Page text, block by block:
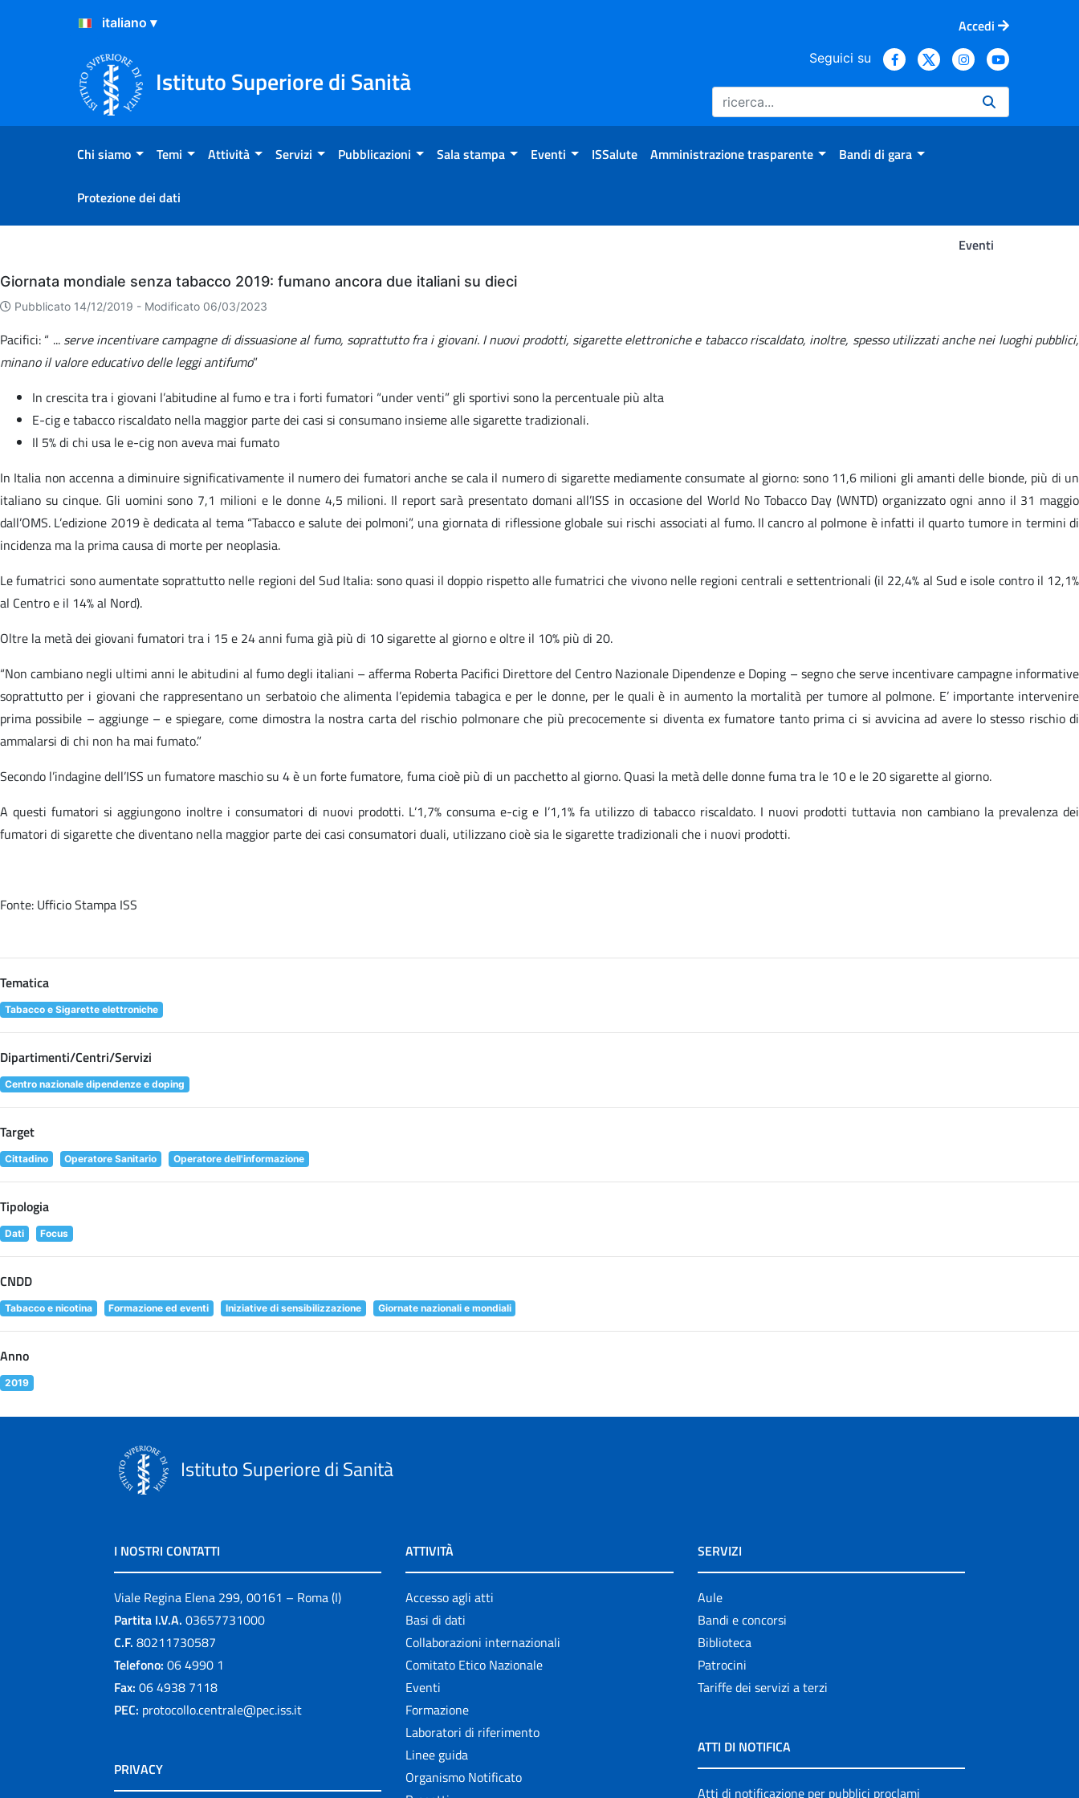
Salta al Contenuto
Salta al Footer
Accedi
Istituto Superiore di Sanità
Seguici su
Chi siamo Temi Attività Servizi Pubblicazioni Sala stampa Eventi ISSalute Amministrazione trasparente Bandi di gara
Protezione dei dati
Eventi
Eventi
Giornata mondiale senza tabacco 2019: fumano ancora due italiani su dieci
Pubblicato 14/12/2019 - Modificato 06/03/2023
Pacifici: “ ... serve incentivare campagne di dissuasione al fumo, soprattutto fra i giovani. I nuovi prodotti, sigarette elettroniche e tabacco riscaldato, inoltre, spesso utilizzati anche nei luoghi pubblici,
minano il valore educativo delle leggi antifumo”
In crescita tra i giovani l’abitudine al fumo e tra i forti fumatori “under venti” gli sportivi sono la percentuale più alta
E-cig e tabacco riscaldato nella maggior parte dei casi si consumano insieme alle sigarette tradizionali.
Il 5% di chi usa le e-cig non aveva mai fumato
In Italia non accenna a diminuire significativamente il numero dei fumatori anche se cala il numero di sigarette mediamente consumate al giorno: sono 11,6 milioni gli amanti delle bionde, più di un
italiano su cinque. Gli uomini sono 7,1 milioni e le donne 4,5 milioni. Il report sarà presentato domani all’ISS in occasione del World No Tobacco Day (WNTD) organizzato ogni anno il 31 maggio
dall’OMS. L’edizione 2019 è dedicata al tema “Tabacco e salute dei polmoni”, una giornata di riflessione globale sui rischi associati al fumo. Il cancro al polmone è infatti il quarto tumore in termini di
incidenza ma la prima causa di morte per neoplasia.
Le fumatrici sono aumentate soprattutto nelle regioni del Sud Italia: sono quasi il doppio rispetto alle fumatrici che vivono nelle regioni centrali e settentrionali (il 22,4% al Sud e isole contro il 12,1%
al Centro e il 14% al Nord).
Oltre la metà dei giovani fumatori tra i 15 e 24 anni fuma già più di 10 sigarette al giorno e oltre il 10% più di 20.
“Non cambiano negli ultimi anni le abitudini al fumo degli italiani – afferma Roberta Pacifici Direttore del Centro Nazionale Dipendenze e Doping – segno che serve incentivare campagne informative
soprattutto per i giovani che rappresentano un serbatoio che alimenta l’epidemia tabagica e per le donne, per le quali è in aumento la mortalità per tumore al polmone. E’ importante intervenire
prima possibile – aggiunge – e spiegare, come dimostra la nostra carta del rischio polmonare che più precocemente si diventa ex fumatore tanto prima ci si avvicina ad avere lo stesso rischio di
ammalarsi di chi non ha mai fumato.”
Secondo l’indagine dell’ISS un fumatore maschio su 4 è un forte fumatore, fuma cioè più di un pacchetto al giorno. Quasi la metà delle donne fuma tra le 10 e le 20 sigarette al giorno.
A questi fumatori si aggiungono inoltre i consumatori di nuovi prodotti. L’1,7% consuma e-cig e l’1,1% fa utilizzo di tabacco riscaldato. I nuovi prodotti tuttavia non cambiano la prevalenza dei
fumatori di sigarette che diventano nella maggior parte dei casi consumatori duali, utilizzano cioè sia le sigarette tradizionali che i nuovi prodotti.
Fonte: Ufficio Stampa ISS
Tematica
Tabacco e Sigarette elettroniche
Dipartimenti/Centri/Servizi
Centro nazionale dipendenze e doping
Target
Cittadino Operatore Sanitario Operatore dell'informazione
Tipologia
Dati Focus
CNDD
Tabacco e nicotina Formazione ed eventi Iniziative di sensibilizzazione Giornate nazionali e mondiali
Anno
2019
Istituto Superiore di Sanità
I NOSTRI CONTATTI
Viale Regina Elena 299, 00161 – Roma (I)
Partita I.V.A. 03657731000
C.F. 80211730587
Telefono: 06 4990 1
Fax: 06 4938 7118
PEC: protocollo.centrale@pec.iss.it
PRIVACY
ATTIVITÀ
Accesso agli atti
Basi di dati
Collaborazioni internazionali
Comitato Etico Nazionale
Eventi
Formazione
Laboratori di riferimento
Linee guida
Organismo Notificato
SERVIZI
Aule
Bandi e concorsi
Biblioteca
Patrocini
Tariffe dei servizi a terzi
ATTI DI NOTIFICA
Atti di notificazione per pubblici proclami